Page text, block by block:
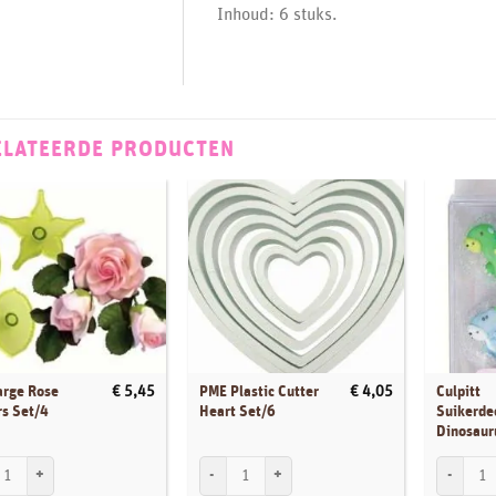
Inhoud: 6 stuks.
PRODUCTEN
Rose
Set/4
€5,45
PME Plastic Cutter
Heart Set/6
€4,05
Culpitt